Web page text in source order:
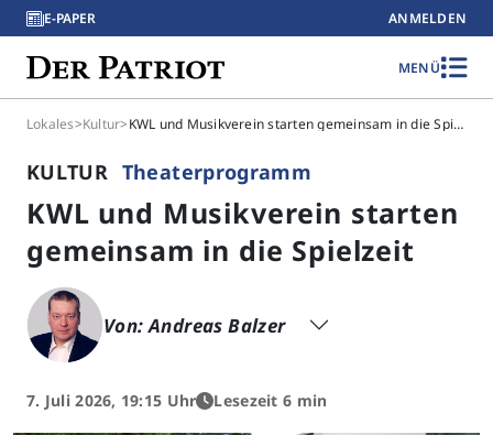
E-PAPER ANMELDEN
MENÜ
Lokales>Kultur> KWL und Musikverein starten gemeinsam in die Spielzeit
KULTUR Theaterprogramm
KWL und Musikverein starten
gemeinsam in die Spielzeit
Von: Andreas Balzer
7. Juli 2026, 19:15 Uhr Lesezeit 6 min